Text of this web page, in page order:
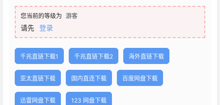
您当前的等级为 游客
请先 登录
千兆直链下载1 千兆直链下载2 海外直链下载
亚太直链下载 国内直连下载 百度网盘下载
迅雷网盘下载 123 网盘下载